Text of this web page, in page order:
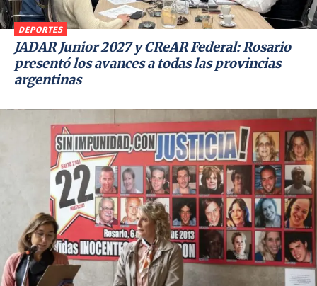
DEPORTES
JADAR Junior 2027 y CReAR Federal: Rosario
presentó los avances a todas las provincias
argentinas